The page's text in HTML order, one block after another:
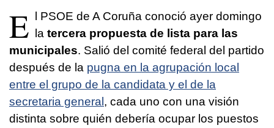
E l PSOE de A Coruña conoció ayer domingo
la tercera propuesta de lista para las
municipales. Salió del comité federal del partido
después de la pugna en la agrupación local
entre el grupo de la candidata y el de la
secretaria general, cada uno con una visión
distinta sobre quién debería ocupar los puestos